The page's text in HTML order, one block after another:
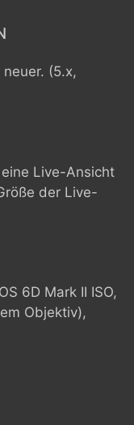
(5.x,
Live-Ansicht
der Live-
6D Mark II ISO,
Objektiv),